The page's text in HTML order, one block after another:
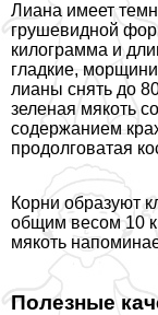
Лиана имеет
грушевидной
килограмма и
гладкие,
лианы снять до
зеленая мякоть
содержанием
продолговатая
Корни образуют
общим весом 10
мякоть
Полезные